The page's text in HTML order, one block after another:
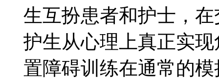
生互扮患者和护士，
护生从心理上真正实
置障碍训练在通常的